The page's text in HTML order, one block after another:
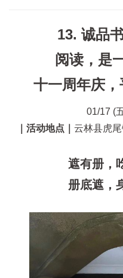
13. 诚品
阅读，是
十一周年庆，
01/17 (
｜活动地点｜ 云林县虎
遮有册，
册底遮，